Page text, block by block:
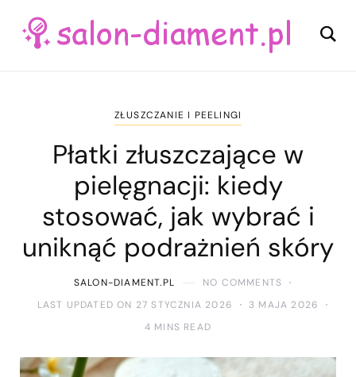
ZŁUSZCZANIE I PEELINGI
Płatki złuszczające w
pielęgnacji: kiedy
stosować, jak wybrać i
uniknąć podrażnień skóry
SALON-DIAMENT.PL
NO COMMENTS
LAST UPDATED ON 27 STYCZNIA 2026
3 MAJA 2026
4 MINS READ